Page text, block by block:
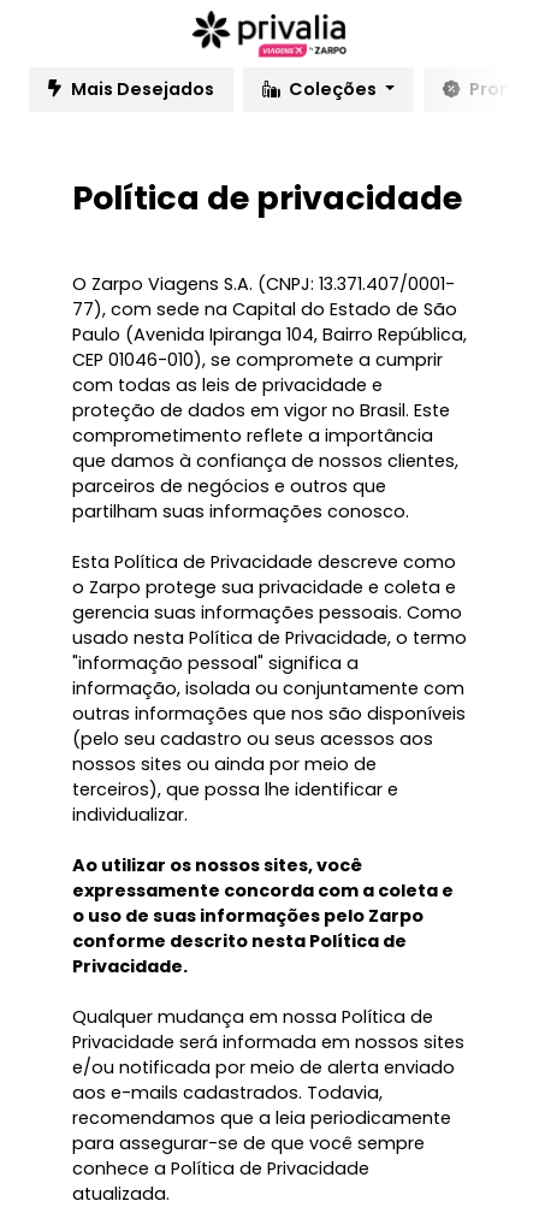
Mais Desejados Coleções
Política de privacidade
O Zarpo Viagens S.A. (CNPJ: 13.371.407/0001-
77), com sede na Capital do Estado de São
Paulo (Avenida Ipiranga 104, Bairro República,
CEP 01046-010), se compromete a cumprir
com todas as leis de privacidade e
proteção de dados em vigor no Brasil. Este
comprometimento reflete a importância
que damos à confiança de nossos clientes,
parceiros de negócios e outros que
partilham suas informações conosco.
Esta Política de Privacidade descreve como
o Zarpo protege sua privacidade e coleta e
gerencia suas informações pessoais. Como
usado nesta Política de Privacidade, o termo
"informação pessoal" significa a
informação, isolada ou conjuntamente com
outras informações que nos são disponíveis
(pelo seu cadastro ou seus acessos aos
nossos sites ou ainda por meio de
terceiros), que possa lhe identificar e
individualizar.
Ao utilizar os nossos sites, você
expressamente concorda com a coleta e
o uso de suas informações pelo Zarpo
conforme descrito nesta Política de
Privacidade.
Qualquer mudança em nossa Política de
Privacidade será informada em nossos sites
e/ou notificada por meio de alerta enviado
aos e-mails cadastrados. Todavia,
recomendamos que a leia periodicamente
para assegurar-se de que você sempre
conhece a Política de Privacidade
atualizada.